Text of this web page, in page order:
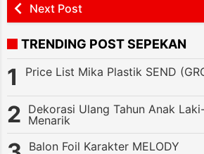
Next Post
TRENDING POST SEPEKAN
Price List Mika Plastik SEND
Dekorasi Ulang Tahun Anak
Menarik
Balon Foil Karakter MELODY